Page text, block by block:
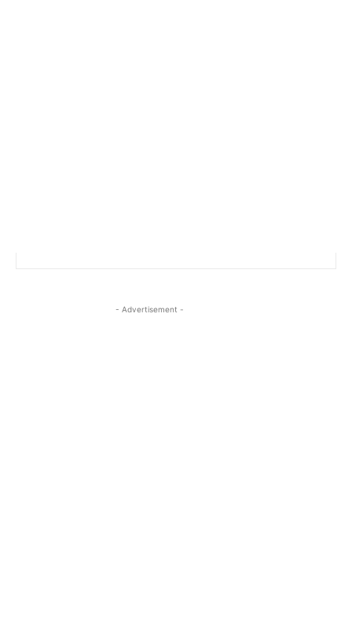
- Advertisement -